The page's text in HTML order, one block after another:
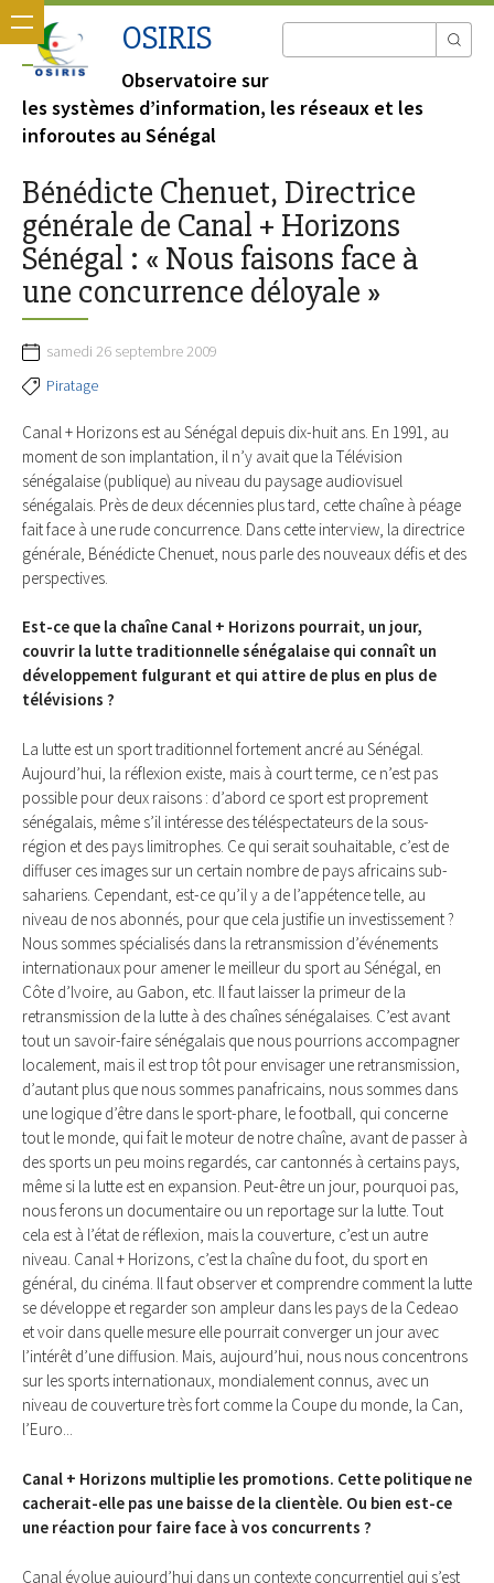
OSIRIS
Observatoire sur
les systèmes d’information, les réseaux et les
inforoutes au Sénégal
Bénédicte Chenuet, Directrice
générale de Canal + Horizons
Sénégal : « Nous faisons face à
une concurrence déloyale »
samedi 26 septembre 2009
Piratage
Canal + Horizons est au Sénégal depuis dix-huit ans. En 1991, au
moment de son implantation, il n’y avait que la Télévision
sénégalaise (publique) au niveau du paysage audiovisuel
sénégalais. Près de deux décennies plus tard, cette chaîne à péage
fait face à une rude concurrence. Dans cette interview, la directrice
générale, Bénédicte Chenuet, nous parle des nouveaux défis et des
perspectives.
Est-ce que la chaîne Canal + Horizons pourrait, un jour,
couvrir la lutte traditionnelle sénégalaise qui connaît un
développement fulgurant et qui attire de plus en plus de
télévisions ?
La lutte est un sport traditionnel fortement ancré au Sénégal.
Aujourd’hui, la réflexion existe, mais à court terme, ce n’est pas
possible pour deux raisons : d’abord ce sport est proprement
sénégalais, même s’il intéresse des téléspectateurs de la sous-
région et des pays limitrophes. Ce qui serait souhaitable, c’est de
diffuser ces images sur un certain nombre de pays africains sub-
sahariens. Cependant, est-ce qu’il y a de l’appétence telle, au
niveau de nos abonnés, pour que cela justifie un investissement ?
Nous sommes spécialisés dans la retransmission d’événements
internationaux pour amener le meilleur du sport au Sénégal, en
Côte d’Ivoire, au Gabon, etc. Il faut laisser la primeur de la
retransmission de la lutte à des chaînes sénégalaises. C’est avant
tout un savoir-faire sénégalais que nous pourrions accompagner
localement, mais il est trop tôt pour envisager une retransmission,
d’autant plus que nous sommes panafricains, nous sommes dans
une logique d’être dans le sport-phare, le football, qui concerne
tout le monde, qui fait le moteur de notre chaîne, avant de passer à
des sports un peu moins regardés, car cantonnés à certains pays,
même si la lutte est en expansion. Peut-être un jour, pourquoi pas,
nous ferons un documentaire ou un reportage sur la lutte. Tout
cela est à l’état de réflexion, mais la couverture, c’est un autre
niveau. Canal + Horizons, c’est la chaîne du foot, du sport en
général, du cinéma. Il faut observer et comprendre comment la lutte
se développe et regarder son ampleur dans les pays de la Cedeao
et voir dans quelle mesure elle pourrait converger un jour avec
l’intérêt d’une diffusion. Mais, aujourd’hui, nous nous concentrons
sur les sports internationaux, mondialement connus, avec un
niveau de couverture très fort comme la Coupe du monde, la Can,
l’Euro...
Canal + Horizons multiplie les promotions. Cette politique ne
cacherait-elle pas une baisse de la clientèle. Ou bien est-ce
une réaction pour faire face à vos concurrents ?
Canal évolue aujourd’hui dans un contexte concurrentiel qui s’est